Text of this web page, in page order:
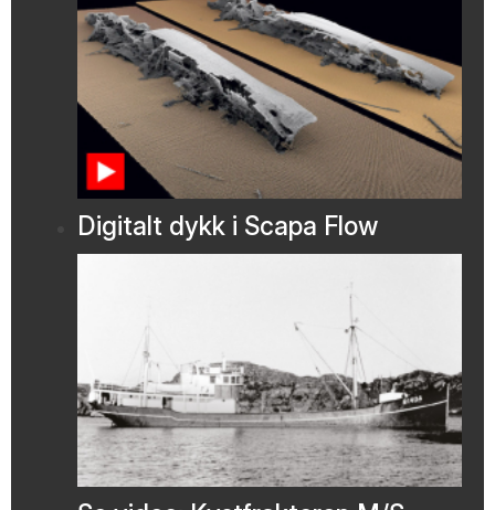
Digitalt dykk i Scapa Flow